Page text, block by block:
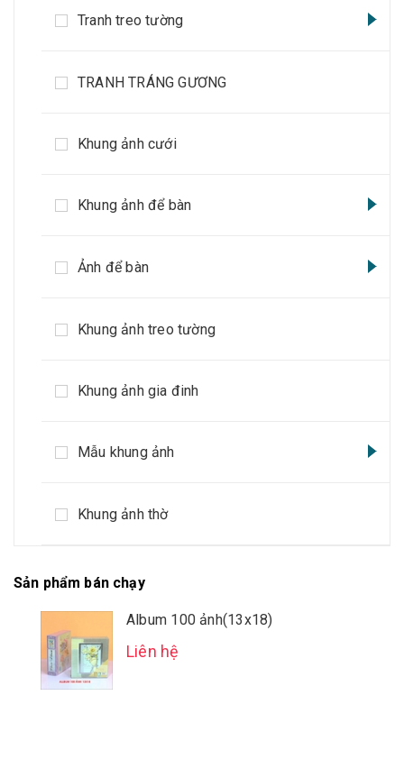
Tranh treo tường
TRANH TRÁNG GƯƠNG
Khung ảnh cưới
Khung ảnh để bàn
Ảnh để bàn
Khung ảnh treo tường
Khung ảnh gia đinh
Mẫu khung ảnh
Khung ảnh thờ
Sản phẩm bán chạy
Album 100 ảnh(13x18)
Liên hệ